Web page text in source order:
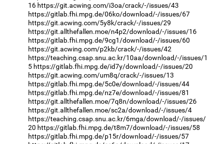
16 https://git.acwing.com/i3oa/crack/-/issues/43
https://gitlab.fhi.mpg.de/06ko/download/-/issues/67
https://git.acwing.com/5y8k/crack/-/issues/29
https://git.allthefallen.moe/n4p2/download/-/issues/16
https://gitlab.fhi.mpg.de/9cg1/download/-/issues/60
https://git.acwing.com/p2kb/crack/-/issues/42
https://teaching.csap.snu.ac.kr/10aa/download/-/issues/1
5 https://gitlab.fhi.mpg.de/id7y/download/-/issues/20
https://git.acwing.com/um8q/crack/-/issues/13
https://gitlab.fhi.mpg.de/5c0e/download/-/issues/44
https://gitlab.fhi.mpg.de/nz7e/download/-/issues/81
https://git.allthefallen.moe/7q8n/download/-/issues/26
https://git.allthefallen.moe/sc2a/download/-/issues/4
https://teaching.csap.snu.ac.kr/6mga/download/-/issues/
20 https://gitlab.fhi.mpg.de/t8m7/download/-/issues/58
https://gitlab.fhi.mpg.de/p15r/download/-/issues/57